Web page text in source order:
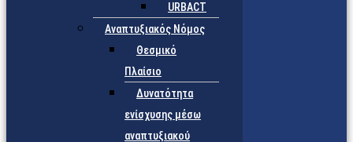
URBACT
Αναπτυξιακός Νόμος
Θεσμικό
Πλαίσιο
Δυνατότητα
ενίσχυσης μέσω
αναπτυξιακού